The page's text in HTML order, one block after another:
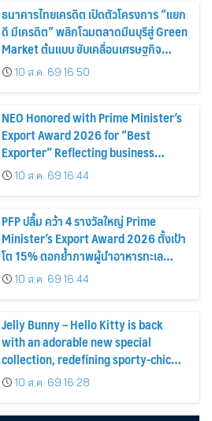
ธนาคารไทยเครดิต เปิดตัวโครงการ “แยก
ดี มีเครดิต” พลิกโฉมตลาดมีนบุรีสู่ Green
Market ต้นแบบ ขับเคลื่อนเศรษฐกิจ
หมุนเวียน พลิกขยะสร้างรายได้เสริมให้ผู้
ค้า
10 ส.ค. 69 16:50
NEO Honored with Prime Minister’s
Export Award 2026 for “Best
Exporter” Reflecting business
excellence, elevating Thai products
globally
10 ส.ค. 69 16:44
PFP ปลื้ม คว้า 4 รางวัลใหญ่ Prime
Minister’s Export Award 2026 ตั้งเป้า
โต 15% ตอกย้ำภาพผู้นำอาหารทะเล
แปรรูป
10 ส.ค. 69 16:44
Jelly Bunny – Hello Kitty is back
with an adorable new special
collection, redefining sporty-chic
fashion by blending timeless
classics with playful fun
10 ส.ค. 69 16:28